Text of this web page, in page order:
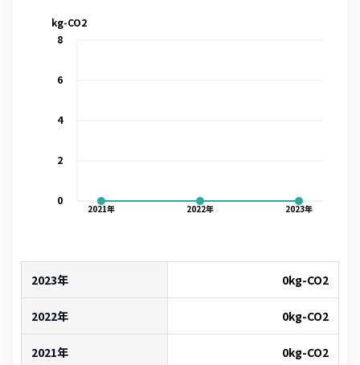
2021年 2022年 2023年
0
2
4
6
8
kg-CO2
2023年 0kg-CO2
2022年 0kg-CO2
2021年 0kg-CO2